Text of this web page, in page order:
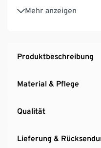
Mehr anzeigen
Hochschließender
Frontreißverschluss
Weitenregulierung
Schmutzabweisend
Produktbeschreibung
Material & Pflege
Qualität
Lieferung &